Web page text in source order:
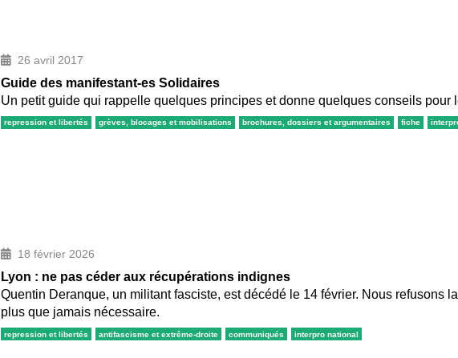
26 avril 2017
Guide des manifestant-es Solidaires
Un petit guide qui rappelle quelques principes et donne quelques conseils pour
repression et libertés grèves, blocages et mobilisations brochures, dossiers et argumentaires fiche
18 février 2026
Lyon : ne pas céder aux récupérations indignes
Quentin Deranque, un militant fasciste, est décédé le 14 février. Nous refusons
plus que jamais nécessaire.
repression et libertés antifascisme et extrême-droite communiqués interpro national